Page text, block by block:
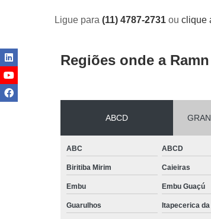
Ligue para (11) 4787-2731 ou clique
Regiões onde a
ABCD
ABC ABCD
Biritiba Mirim Caieiras
Embu Embu Guaçú
Guarulhos Itapecerica da